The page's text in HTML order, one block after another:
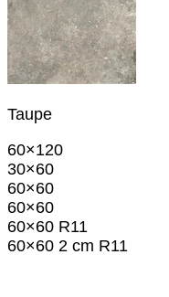
Taupe
60×120
30×60
60×60
60×60
60×60 R11
60×60 2 cm R11